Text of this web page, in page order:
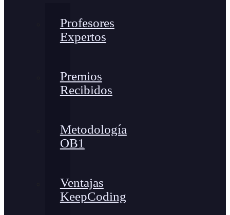
Profesores
Expertos
Premios
Recibidos
Metodología
OB1
Ventajas
KeepCoding